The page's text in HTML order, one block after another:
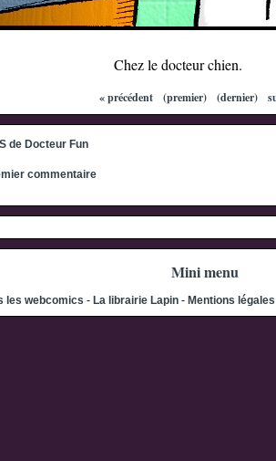
Chez le docteur chien.
« précédent (premier) (dernier)
commentaire
Mini menu
les webcomics - La librairie Lapin - Mentions